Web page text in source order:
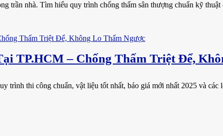
trần nhà. Tìm hiểu quy trình chống thấm sân thượng chuẩn kỹ
TP.HCM – Chống Thấm Triệt Để,
trình thi công chuẩn, vật liệu tốt nhất, báo giá mới nhất 2025 và các